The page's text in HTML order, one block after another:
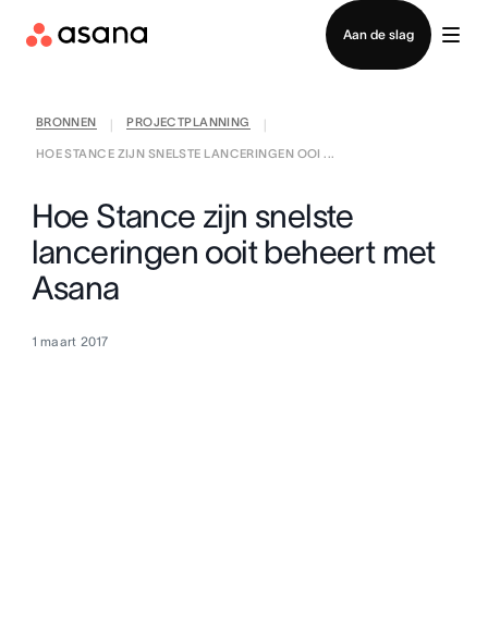
Aan de slag
Contact opnemen met verkoop
BRONNEN PROJECTPLANNING
HOE STANCE ZIJN SNELSTE LANCERINGEN OOI ...
Hoe Stance zijn snelste
lanceringen ooit beheert met
Asana
1 maart 2017